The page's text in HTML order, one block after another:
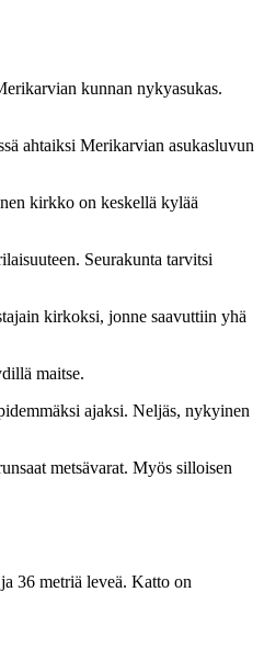
kunnan nykyasukas.
ahtaiksi Merikarvian asukasluvun
kirkko on keskellä kylää
Seurakunta tarvitsi
kirkoksi, jonne saavuttiin yhä
maitse.
ajaksi. Neljäs, nykyinen
metsävarat. Myös silloisen
36 metriä leveä. Katto on